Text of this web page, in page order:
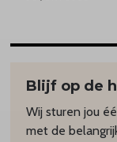
Blijf op de
Wij sturen jou
met de